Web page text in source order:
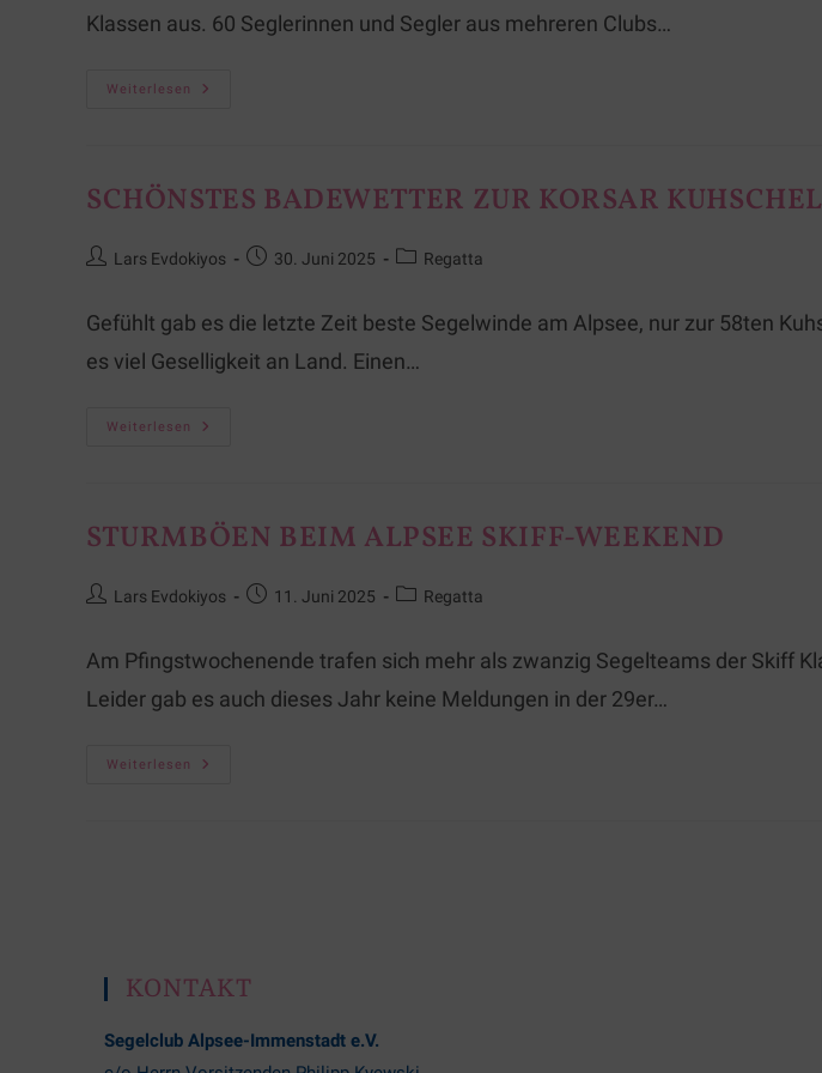
Klassen aus. 60 Seglerinnen und Segler aus mehreren Clubs…
Weiterlesen
SCHÖNSTES BADEWETTER ZUR KORSAR
Lars Evdokiyos 30. Juni 2025 Regatta
Gefühlt gab es die letzte Zeit beste Segelwinde am Alpsee, nur zur 58ten
es viel Geselligkeit an Land. Einen…
Weiterlesen
STURMBÖEN BEIM ALPSEE SKIFF-WEEKEND
Lars Evdokiyos 11. Juni 2025 Regatta
Am Pfingstwochenende trafen sich mehr als zwanzig Segelteams der Skiff
Leider gab es auch dieses Jahr keine Meldungen in der 29er…
Weiterlesen
KONTAKT
Segelclub Alpsee-Immenstadt e.V.